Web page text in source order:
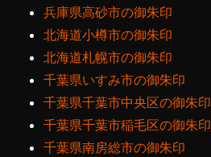
兵庫県高砂市の御朱印
北海道小樽市の御朱印
北海道札幌市の御朱印
千葉県いすみ市の御朱印
千葉県千葉市中央区の御朱印
千葉県千葉市稲毛区の御朱印
千葉県南房総市の御朱印